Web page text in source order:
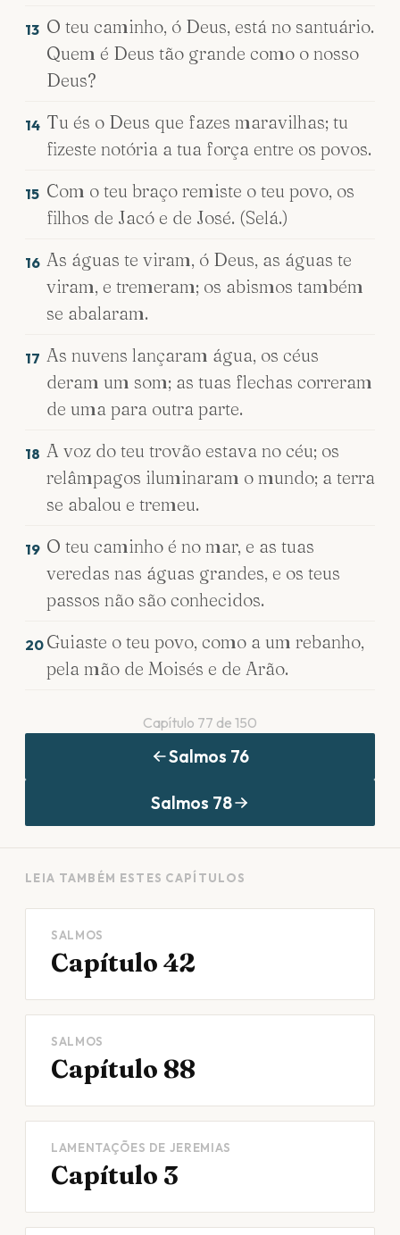
13 O teu caminho, ó Deus, está no santuário.
Quem é Deus tão grande como o nosso
Deus?
14 Tu és o Deus que fazes maravilhas; tu
fizeste notória a tua força entre os povos.
15 Com o teu braço remiste o teu povo, os
filhos de Jacó e de José. (Selá.)
16 As águas te viram, ó Deus, as águas te
viram, e tremeram; os abismos também
se abalaram.
17 As nuvens lançaram água, os céus
deram um som; as tuas flechas correram
de uma para outra parte.
18 A voz do teu trovão estava no céu; os
relâmpagos iluminaram o mundo; a terra
se abalou e tremeu.
19 O teu caminho é no mar, e as tuas
veredas nas águas grandes, e os teus
passos não são conhecidos.
20 Guiaste o teu povo, como a um rebanho,
pela mão de Moisés e de Arão.
Capítulo 77 de 150
Salmos 76
Salmos 78
LEIA TAMBÉM ESTES CAPÍTULOS
SALMOS
Capítulo 42
SALMOS
Capítulo 88
LAMENTAÇÕES DE JEREMIAS
Capítulo 3